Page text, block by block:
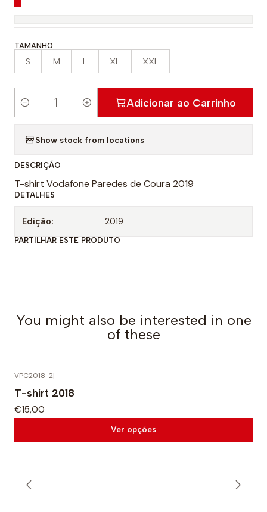
TAMANHO
S M L XL XXL
Adicionar ao Carrinho
Show stock from locations
DESCRIÇÃO
T-shirt Vodafone Paredes de Coura 2019
DETALHES
Edição: 2019
PARTILHAR ESTE PRODUTO
You might also be interested in one
of these
VPC2018-2|
T-shirt 2018
€15,00
Ver opções